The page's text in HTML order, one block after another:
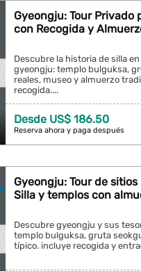
Gyeongju: Tour Privado
con Recogida y
Descubre la historia de silla
gyeongju: templo bulguksa,
reales, museo y almuerzo
recogida....
Desde US$ 186.50
Reserva ahora y paga después
Gyeongju: Tour de sitios
Silla y templos con
Descubre gyeongju y sus
templo bulguksa, gruta
típico. incluye recogida y